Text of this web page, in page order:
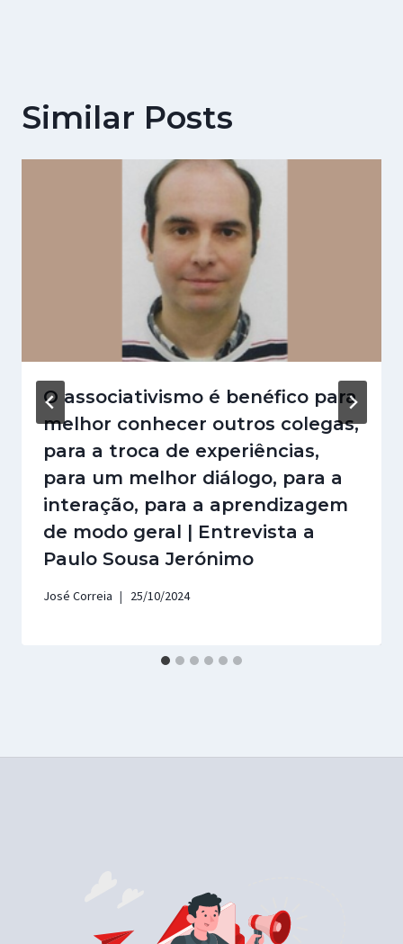
Similar Posts
O associativismo é benéfico para
melhor conhecer outros colegas,
para a troca de experiências,
para um melhor diálogo, para a
interação, para a aprendizagem
de modo geral | Entrevista a
Paulo Sousa Jerónimo
José Correia 25/10/2024